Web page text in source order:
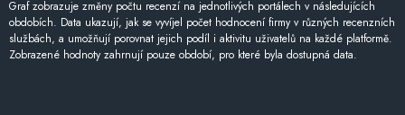
Graf zobrazuje změny počtu recenzí na jednotlivých portálech v následujících
obdobích. Data ukazují, jak se vyvíjel počet hodnocení firmy v různých recenzních
službách, a umožňují porovnat jejich podíl i aktivitu uživatelů na každé platformě.
Zobrazené hodnoty zahrnují pouze období, pro které byla dostupná data.